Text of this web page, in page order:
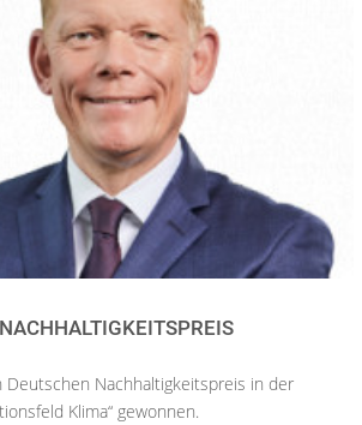
Deutschen Nachhaltigkeitspreis in der
Klima“ gewonnen.